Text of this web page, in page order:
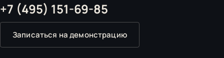
+7 (495) 151-69-85
Записаться на демонстрацию